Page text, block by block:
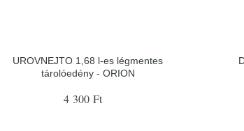
UROVNEJTO 1,68 l-es légmentes
tárolóedény - ORION
4 300 Ft